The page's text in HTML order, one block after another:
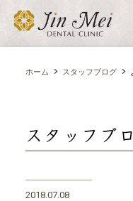
ホーム スタッフブログ
スタッフブ
2018.07.08